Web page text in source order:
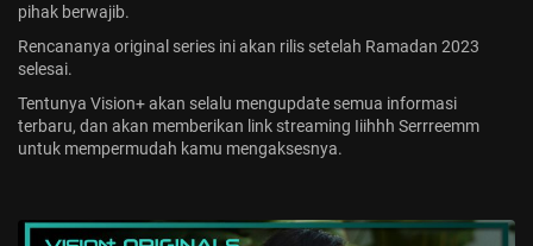
pihak berwajib.
Rencananya original series ini akan rilis setelah Ramadan 2023
selesai.
Tentunya Vision+akan selalu mengupdate semua informasi
terbaru, dan akan memberikan link streaming Iiihhh Serrreemm
untuk mempermudah kamu mengaksesnya.